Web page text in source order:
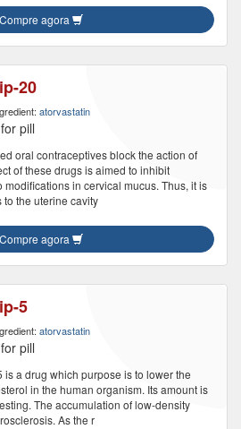
Compre agora
20
atorvastatin
for pill
oral contraceptives block the action of
of these drugs is aimed to inhibit
in cervical mucus. Thus, it is
to the uterine cavity
Compre agora
5
atorvastatin
for pill
is a drug which purpose is to lower the
in the human organism. Its amount is
The accumulation of low-density
As the r